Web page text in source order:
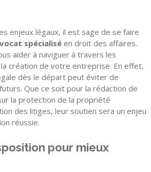
enjeux légaux, il est sage de se faire
spécialisé en droit des affaires.
aider à naviguer à travers les
création de votre entreprise. En effet,
dès le départ peut éviter de
Que ce soit pour la rédaction de
la protection de la propriété
des litiges, leur soutien sera un enjeu
réussie.
pour mieux